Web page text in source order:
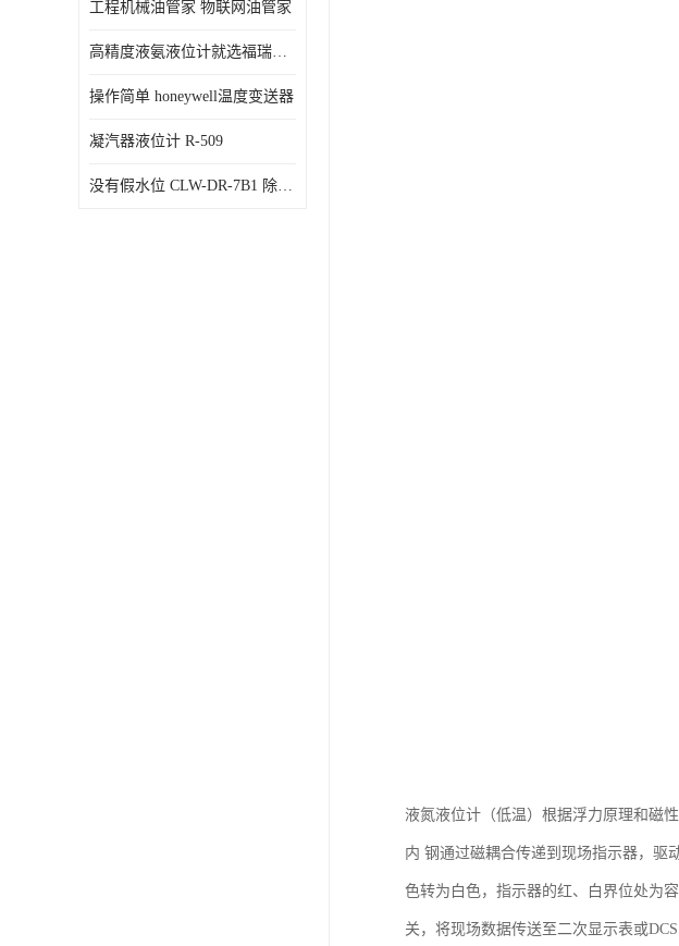
工程机械油管家 物联网油管家
高精度液氨液位计就选福瑞德仪表
操作简单 honeywell温度变送器
凝汽器液位计 R-509
没有假水位 CLW-DR-7B1 除氧器水位测量
液氮液位计（低温）根据浮力原理和磁
内 钢通过磁耦合传递到现场指示器，驱
色转为白色，指示器的红、白界位处为
关，将现场数据传送至二次显示表或DCS